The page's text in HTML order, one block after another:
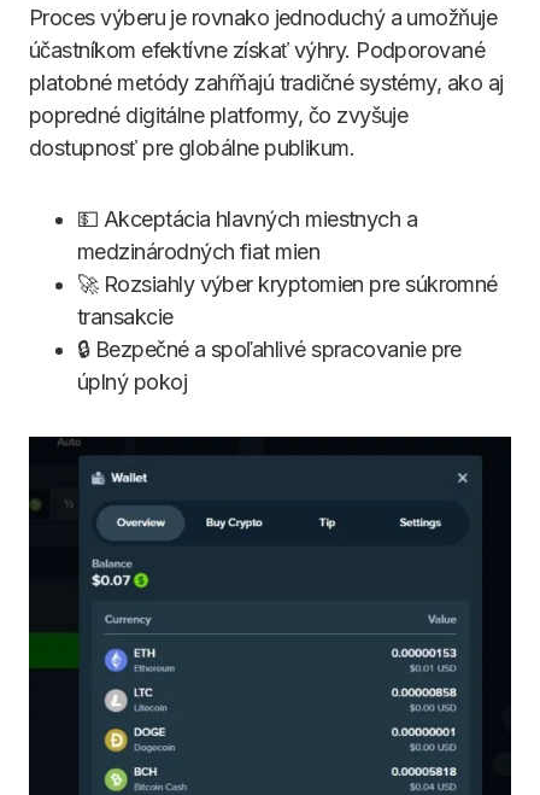
Proces výberu je rovnako jednoduchý a umožňuje
účastníkom efektívne získať výhry. Podporované
platobné metódy zahŕňajú tradičné systémy, ako aj
popredné digitálne platformy, čo zvyšuje
dostupnosť pre globálne publikum.
💵 Akceptácia hlavných miestnych a
medzinárodných fiat mien
🚀 Rozsiahly výber kryptomien pre súkromné
transakcie
🔒 Bezpečné a spoľahlivé spracovanie pre
úplný pokoj